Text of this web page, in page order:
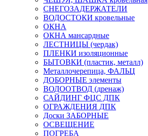
СНЕГОЗАДЕРЖАТЕЛИ
ВОДОСТОКИ кровельные
ОКНА
ОКНА мансардные
ЛЕСТНИЦЫ (чердак)
ПЛЕНКИ изоляционные
БЫТОВКИ (пластик, металл)
Металлочерепица, ФАЛЬЦ
ДОБОРНЫЕ элементы
ВОДООТВОД (дренаж)
САЙДИНГ ФЦС ДПК
ОГРАЖДЕНИЯ ДПК
Доски ЗАБОРНЫЕ
ОСВЕЩЕНИЕ
ПОГРЕБА